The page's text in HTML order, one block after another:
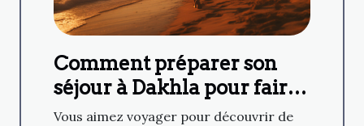
Comment préparer son
séjour à Dakhla pour faire
du kitesurf ?
Vous aimez voyager pour découvrir de